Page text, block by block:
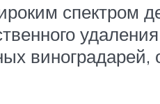
спектром
виноградарей,